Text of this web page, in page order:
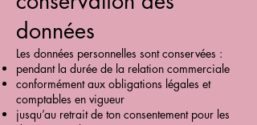
données
Les données personnelles sont conservées :
pendant la durée de la relation commerciale
conformément aux obligations légales et
comptables en vigueur
jusqu’au retrait de ton consentement pour les